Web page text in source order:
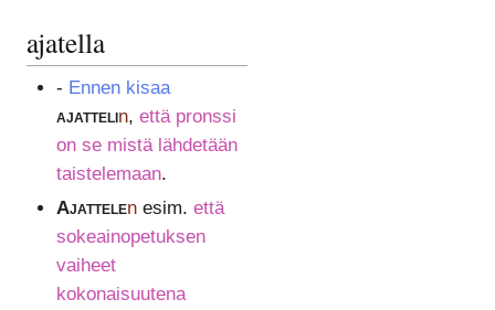
ajatella
- Ennen kisaa
ajattelin, että pronssi
on se mistä lähdetään
taistelemaan.
Ajattelenesim. että
sokeainopetuksen
vaiheet
kokonaisuutena